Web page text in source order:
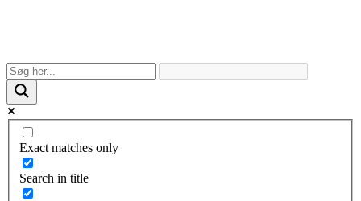
Exact matches only
Search in title